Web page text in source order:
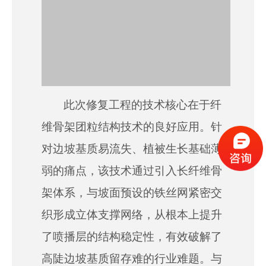
此次修复工程的技术核心在于纤
维骨架团粒结构技术的 良好应用。针
对边坡基质易流失、植被生长基础薄
弱的痛点，该技术通过引入长纤维骨
架体系，与坡面预设的铁丝网紧密交
织形成立体支撑网络，从根本上提升
了喷播层的结构稳定性，有效破解了
高陡边坡基质留存难的行业难题。与